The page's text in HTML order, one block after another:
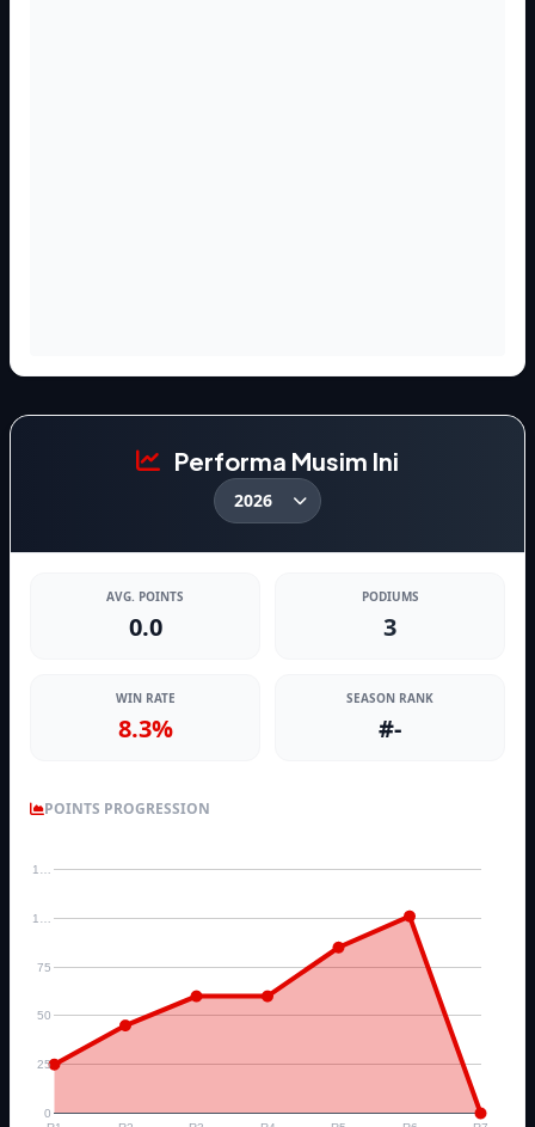
Performa Musim Ini
AVG. POINTS
0.0
PODIUMS
3
WIN RATE
8.3%
SEASON RANK
#-
POINTS PROGRESSION
0
25
50
75
1…
1…